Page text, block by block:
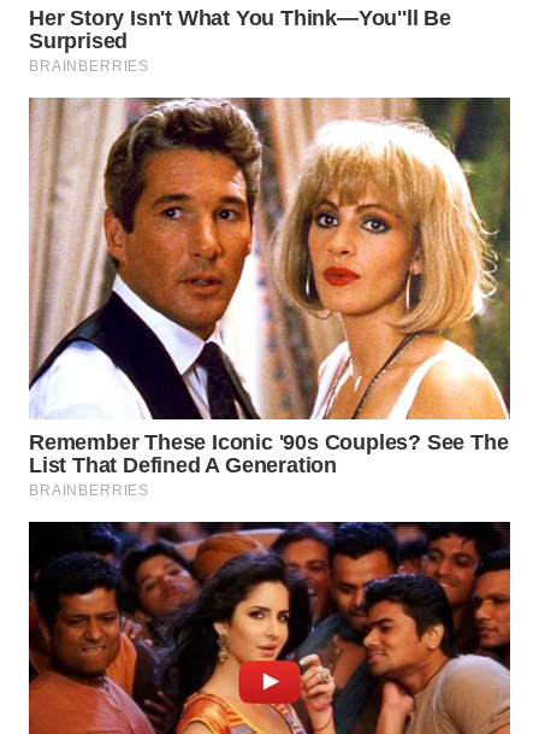
WN
NATUNA
WN
BINTAN
WN
MANDALIKA
WN
LIKUPANG
LABUANBAJO
WN
BORNEO
Wahana
Media
Group
WAHANA
NEWS